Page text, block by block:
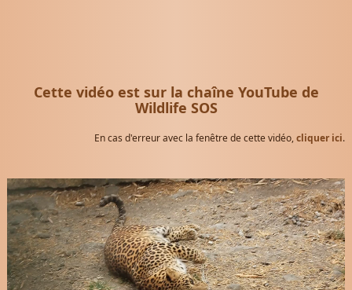
Cette vidéo est sur la chaîne YouTube de
Wildlife SOS
En cas d'erreur avec la fenêtre de cette vidéo,cliquer ici.